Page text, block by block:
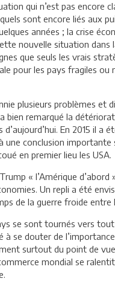
qui n’est pas
sont encore liés aux
années ; la crise
nouvelle situation dans
que seuls les vrais
pour les pays fragiles
plusieurs problèmes
remarqué la
En 2015 il
une conclusion
en premier lieu les USA.
« l’Amérique
Un repli a été
de la guerre froide entre
se sont tournés vers
à se douter de
surtout du point de
mondial se